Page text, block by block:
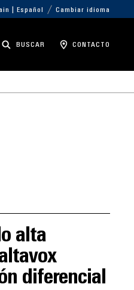
| Español Cambiar idioma
BUSCAR CONTACTO
alta
diferencial